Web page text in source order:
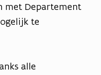
met Departement
te
alle